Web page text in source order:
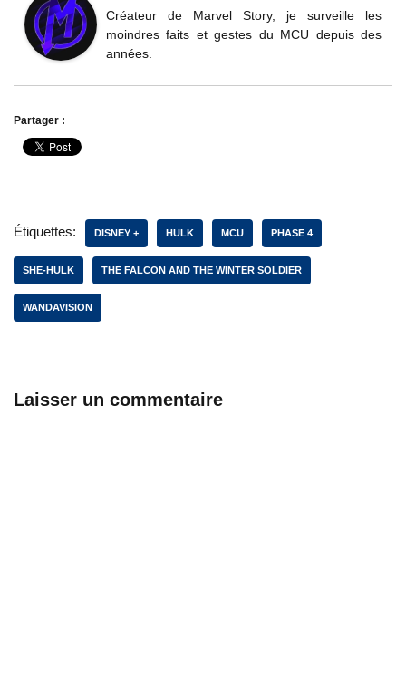
Créateur de Marvel Story, je surveille les
moindres faits et gestes du MCU depuis des
années.
Partager :
Étiquettes: DISNEY + HULK MCU PHASE 4
SHE-HULK THE FALCON AND THE WINTER SOLDIER
WANDAVISION
Laisser un commentaire